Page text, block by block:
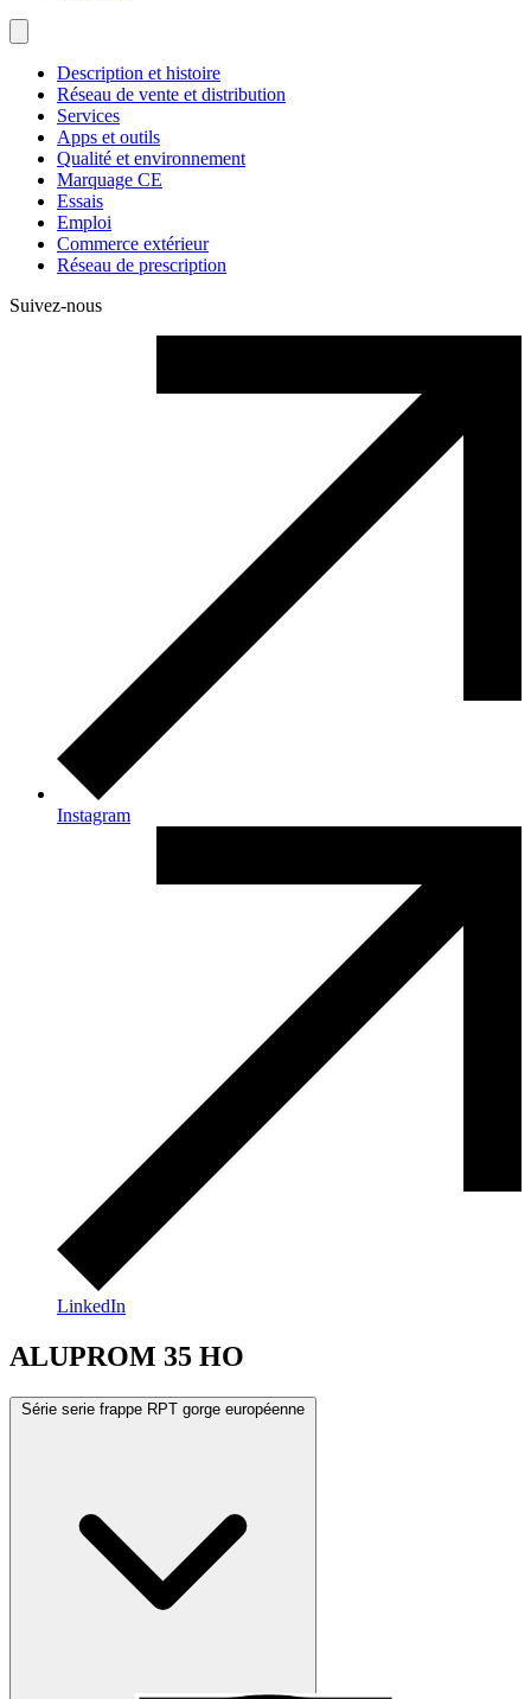
Description et histoire
Réseau de vente et distribution
Services
Apps et outils
Qualité et environnement
Marquage CE
Essais
Emploi
Commerce extérieur
Réseau de prescription
Suivez-nous
Instagram
LinkedIn
ALUPROM 35 HO